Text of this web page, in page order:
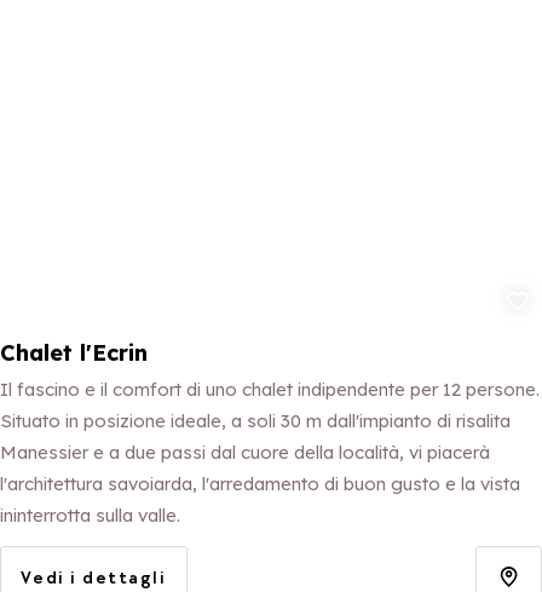
Chalet l'Ecrin
Il fascino e il comfort di uno chalet indipendente per 12 persone.
Situato in posizione ideale, a soli 30 m dall'impianto di risalita
Manessier e a due passi dal cuore della località, vi piacerà
l'architettura savoiarda, l'arredamento di buon gusto e la vista
ininterrotta sulla valle.
Vedi i dettagli